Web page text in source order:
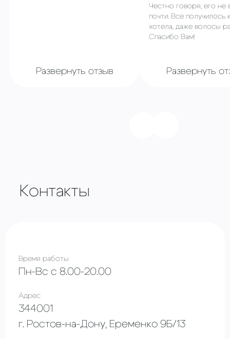
Развернуть отзыв
Честно говоря, его не
почти. Все получилось
хотела, даже волосы
Спасибо Вам!
Развернуть
Контакты
Время работы
Пн-Вс с 8.00-20.00
Адрес
344001
г. Ростов-на-Дону, Еременко 9Б/13